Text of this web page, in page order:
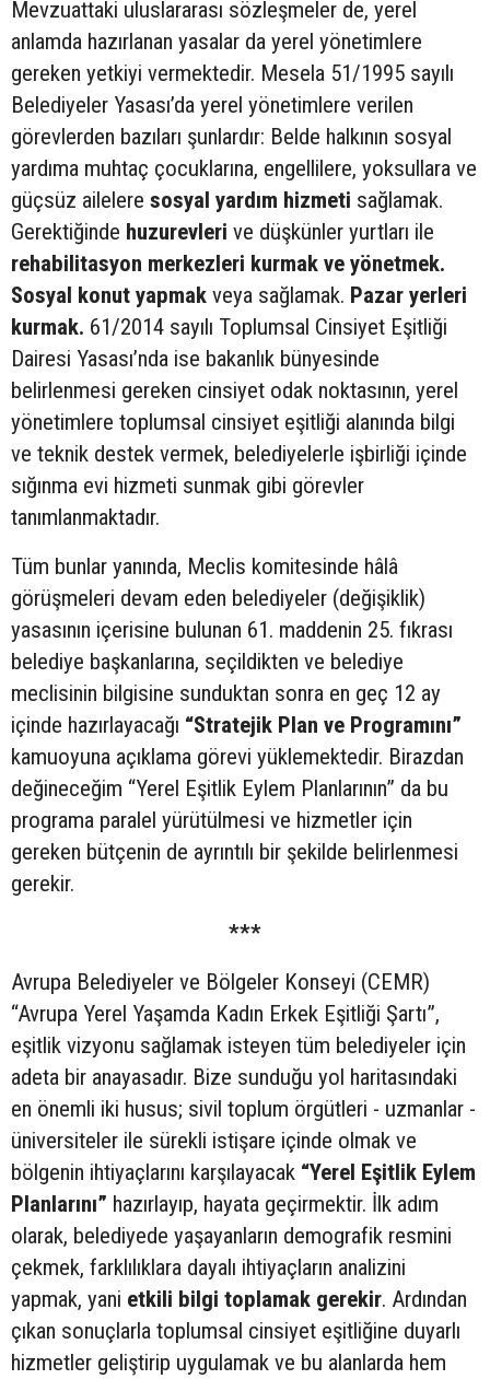
Mevzuattaki uluslararası sözleşmeler de, yerel
anlamda hazırlanan yasalar da yerel yönetimlere
gereken yetkiyi vermektedir. Mesela 51/1995 sayılı
Belediyeler Yasası’da yerel yönetimlere verilen
görevlerden bazıları şunlardır: Belde halkının sosyal
yardıma muhtaç çocuklarına, engellilere, yoksullara ve
güçsüz ailelere sosyal yardım hizmeti sağlamak.
Gerektiğinde huzurevleri ve düşkünler yurtları ile
rehabilitasyon merkezleri kurmak ve yönetmek.
Sosyal konut yapmak veya sağlamak. Pazar yerleri
kurmak. 61/2014 sayılı Toplumsal Cinsiyet Eşitliği
Dairesi Yasası’nda ise bakanlık bünyesinde
belirlenmesi gereken cinsiyet odak noktasının, yerel
yönetimlere toplumsal cinsiyet eşitliği alanında bilgi
ve teknik destek vermek, belediyelerle işbirliği içinde
sığınma evi hizmeti sunmak gibi görevler
tanımlanmaktadır.
Tüm bunlar yanında, Meclis komitesinde hâlâ
görüşmeleri devam eden belediyeler (değişiklik)
yasasının içerisine bulunan 61. maddenin 25. fıkrası
belediye başkanlarına, seçildikten ve belediye
meclisinin bilgisine sunduktan sonra en geç 12 ay
içinde hazırlayacağı “Stratejik Plan ve Programını”
kamuoyuna açıklama görevi yüklemektedir. Birazdan
değineceğim “Yerel Eşitlik Eylem Planlarının” da bu
programa paralel yürütülmesi ve hizmetler için
gereken bütçenin de ayrıntılı bir şekilde belirlenmesi
gerekir.
***
Avrupa Belediyeler ve Bölgeler Konseyi (CEMR)
“Avrupa Yerel Yaşamda Kadın Erkek Eşitliği Şartı”,
eşitlik vizyonu sağlamak isteyen tüm belediyeler için
adeta bir anayasadır. Bize sunduğu yol haritasındaki
en önemli iki husus; sivil toplum örgütleri - uzmanlar -
üniversiteler ile sürekli istişare içinde olmak ve
bölgenin ihtiyaçlarını karşılayacak “Yerel Eşitlik Eylem
Planlarını” hazırlayıp, hayata geçirmektir. İlk adım
olarak, belediyede yaşayanların demografik resmini
çekmek, farklılıklara dayalı ihtiyaçların analizini
yapmak, yani etkili bilgi toplamak gerekir. Ardından
çıkan sonuçlarla toplumsal cinsiyet eşitliğine duyarlı
hizmetler geliştirip uygulamak ve bu alanlarda hem